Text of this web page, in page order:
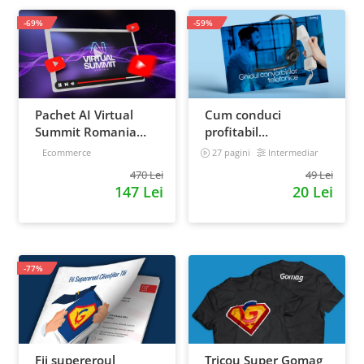
Pachet AI Virtual
Summit Romania
2026: inregistrari +
Ecommerce
470 Lei
147 Lei
-69%
Cum conduci
profitabil
convorbirile
27 pagini Intermediar
49 Lei
20 Lei
-59%
Fii supereroul
-77%
Tricou Super Gomag